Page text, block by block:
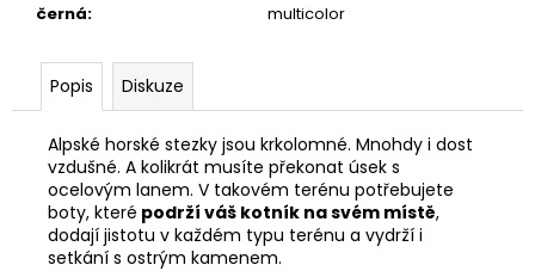
černá: multicolor
Popis Diskuze
Alpské horské stezky jsou krkolomné. Mnohdy i dost
vzdušné. A kolikrát musíte překonat úsek s
ocelovým lanem. V takovém terénu potřebujete
boty, které podrží váš kotník na svém místě,
dodají jistotu v každém typu terénu a vydrží i
setkání s ostrým kamenem.